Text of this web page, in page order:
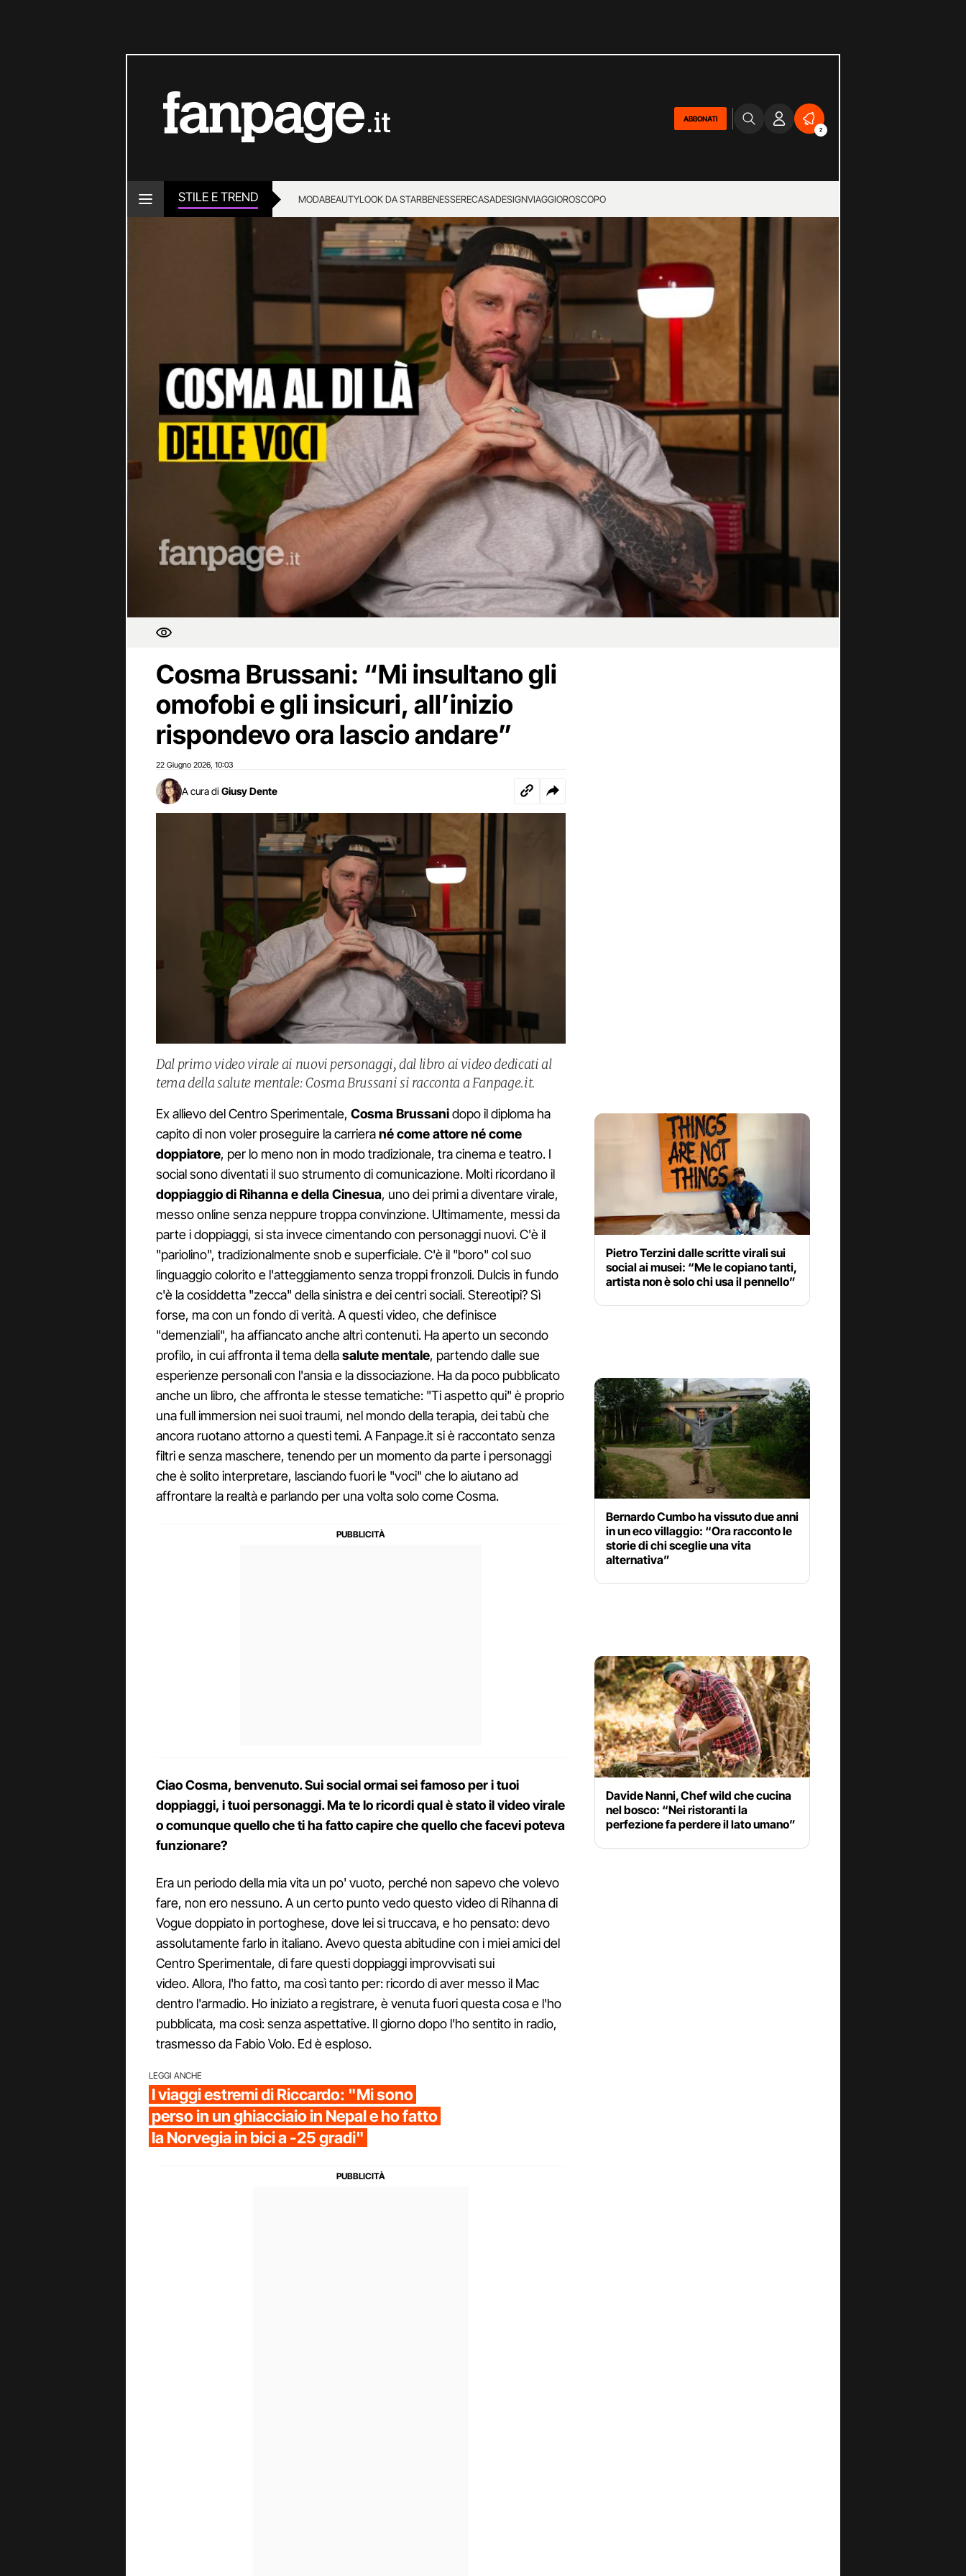
ABBONATI
2
STILE E TREND MODABEAUTYLOOK DA STARBENESSERECASADESIGNVIAGGIOROSCOPO
Cosma Brussani: “Mi insultano gli
omofobi e gli insicuri, all’inizio
rispondevo ora lascio andare”
22 Giugno 2026 10:03
A cura di Giusy Dente
Dal primo video virale ai nuovi personaggi, dal libro ai video dedicati al
tema della salute mentale: Cosma Brussani si racconta a Fanpage.it.
Ex allievo del Centro Sperimentale, Cosma Brussanidopo il diploma ha
capito di non voler proseguire la carrierané come attore né come
doppiatore, per lo meno non in modo tradizionale, tra cinema e teatro. I
social sono diventati il suo strumento di comunicazione. Molti ricordano il
doppiaggio di Rihanna e della Cinesua, uno dei primi a diventare virale,
messo online senza neppure troppa convinzione. Ultimamente, messi da
parte i doppiaggi, si sta invece cimentando con personaggi nuovi. C'è il
"pariolino", tradizionalmente snob e superficiale. C'è il "boro" col suo
linguaggio colorito e l'atteggiamento senza troppi fronzoli. Dulcis in fundo
c'è la cosiddetta "zecca" della sinistra e dei centri sociali. Stereotipi? Sì
forse, ma con un fondo di verità. A questi video, che definisce
"demenziali", ha affiancato anche altri contenuti. Ha aperto un secondo
profilo, in cui affronta il tema dellasalute mentale, partendo dalle sue
esperienze personali con l'ansia e la dissociazione. Ha da poco pubblicato
anche un libro, che affronta le stesse tematiche: "Ti aspetto qui" è proprio
una full immersion nei suoi traumi, nel mondo della terapia, dei tabù che
ancora ruotano attorno a questi temi. A Fanpage.it si è raccontato senza
filtri e senza maschere, tenendo per un momento da parte i personaggi
che è solito interpretare, lasciando fuori le "voci" che lo aiutano ad
affrontare la realtà e parlando per una volta solo come Cosma.
Ciao Cosma, benvenuto. Sui social ormai sei famoso per i tuoi
doppiaggi, i tuoi personaggi. Ma te lo ricordi qual è stato il video virale
o comunque quello che ti ha fatto capire che quello che facevi poteva
funzionare?
Era un periodo della mia vita un po' vuoto, perché non sapevo che volevo
fare, non ero nessuno. A un certo punto vedo questo video di Rihanna di
Vogue doppiato in portoghese, dove lei si truccava, e ho pensato: devo
assolutamente farlo in italiano. Avevo questa abitudine con i miei amici del
Centro Sperimentale, di fare questi doppiaggi improvvisati sui
video. Allora, l'ho fatto, ma così tanto per: ricordo di aver messo il Mac
dentro l'armadio. Ho iniziato a registrare, è venuta fuori questa cosa e l'ho
pubblicata, ma così: senza aspettative. Il giorno dopo l'ho sentito in radio,
trasmesso da Fabio Volo. Ed è esploso.
LEGGI ANCHE
I viaggi estremi di Riccardo: "Mi sono
perso in un ghiacciaio in Nepal e ho fatto
la Norvegia in bici a -25 gradi"
Pietro Terzini dalle scritte virali sui
social ai musei: “Me le copiano tanti,
artista non è solo chi usa il pennello”
Bernardo Cumbo ha vissuto due anni
in un eco villaggio: “Ora racconto le
storie di chi sceglie una vita
alternativa”
Davide Nanni, Chef wild che cucina
nel bosco: “Nei ristoranti la
perfezione fa perdere il lato umano”